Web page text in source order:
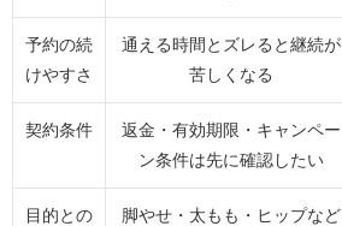
予約の続
けやすさ
通える時間とズレると継続が
苦しくなる
契約条件
返金・有効期限・キャンペー
ン条件は先に確認したい
目的との
脚やせ・太もも・ヒップなど